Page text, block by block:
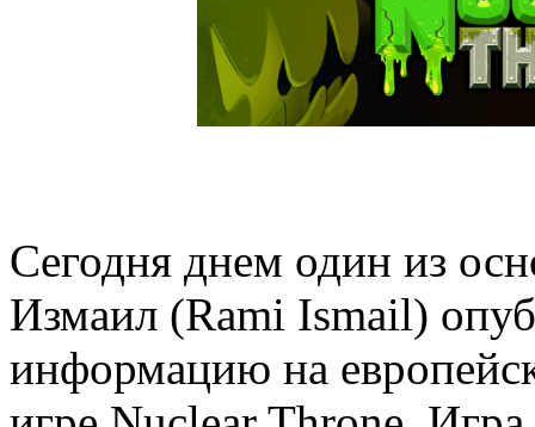
Сегодня днем один из
Измаил (Rami Ismail)
информацию на